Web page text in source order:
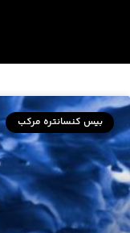
بیس کنسانتره مرکب